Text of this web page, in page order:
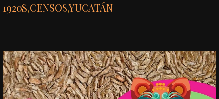
1920S,CENSOS,YUCATÁN